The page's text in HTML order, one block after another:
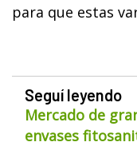
para que estas
Seguí leyendo
Mercado de
envases